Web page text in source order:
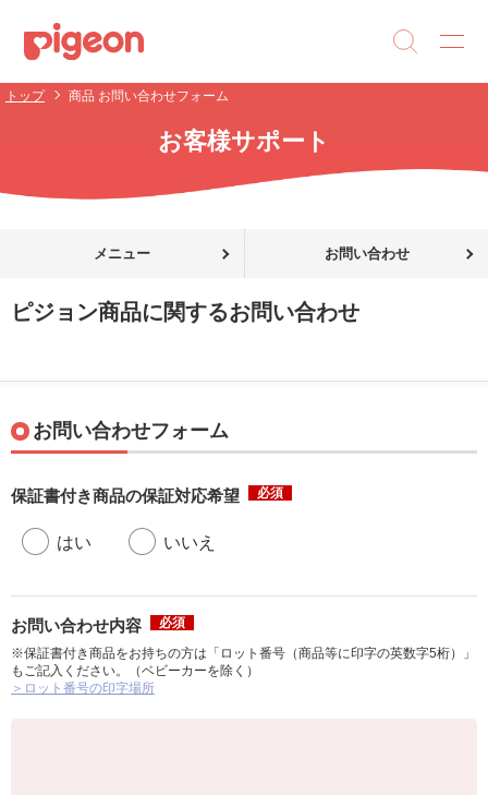
トップ 商品 お問い合わせフォーム
お客様サポート
メニュー お問い合わせ
ピジョン商品に関するお問い合わせ
お問い合わせフォーム
保証書付き商品の保証対応希望 必須
はい いいえ
お問い合わせ内容
必須
※保証書付き商品をお持ちの方は「ロット番号（商品等に印字の英数字5桁）」
もご記入ください。（ベビーカーを除く）
＞ロット番号の印字場所